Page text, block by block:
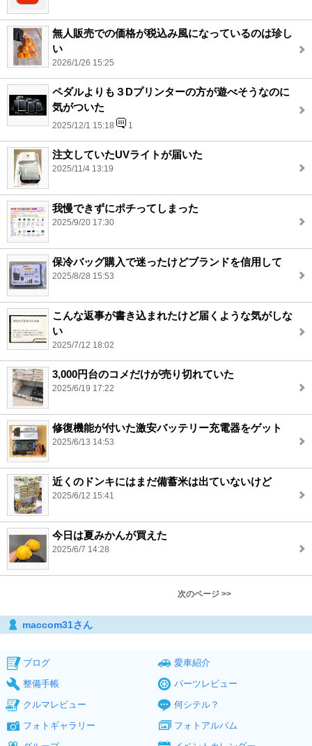
無人販売での価格が税込み風になっているのは珍し
い
2026/1/26 15:25
ペダルよりも３Dプリンターの方が遊べそうなのに
気がついた
2025/12/1 15:18 1
注文していたUVライトが届いた
2025/11/4 13:19
我慢できずにポチってしまった
2025/9/20 17:30
保冷バッグ購入で迷ったけどブランドを信用して
2025/8/28 15:53
こんな返事が書き込まれたけど届くような気がしな
い
2025/7/12 18:02
3,000円台のコメだけが売り切れていた
2025/6/19 17:22
修復機能が付いた激安バッテリー充電器をゲット
2025/6/13 14:53
近くのドンキにはまだ備蓄米は出ていないけど
2025/6/12 15:41
今日は夏みかんが買えた
2025/6/7 14:28
次のページ >>
maccom31さん
ブログ
愛車紹介
整備手帳
パーツレビュー
クルマレビュー
何シテル？
フォトギャラリー
フォトアルバム